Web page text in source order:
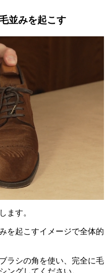
並みを起こす
ます。
を起こすイメージで全体的
ラシの角を使い、完全に毛
ングしてください。